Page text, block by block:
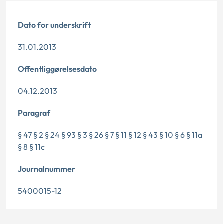
Dato for underskrift
31.01.2013
Offentliggørelsesdato
04.12.2013
Paragraf
§ 47 § 2 § 24 § 93 § 3 § 26 § 7 § 11 § 12 § 43 § 10 § 6 § 11a
§ 8 § 11c
Journalnummer
5400015-12